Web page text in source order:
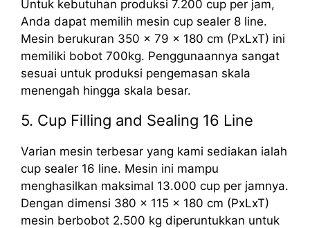
Untuk kebutuhan produksi 7.200 cup per jam,
Anda dapat memilih mesin cup sealer 8 line.
Mesin berukuran 350 x 79 x 180 cm (PxLxT) ini
memiliki bobot 700kg. Penggunaannya sangat
sesuai untuk produksi pengemasan skala
menengah hingga skala besar.
5. Cup Filling and Sealing 16 Line
Varian mesin terbesar yang kami sediakan ialah
cup sealer 16 line. Mesin ini mampu
menghasilkan maksimal 13.000 cup per jamnya.
Dengan dimensi 380 x 115 x 180 cm (PxLxT)
mesin berbobot 2.500 kg diperuntukkan untuk